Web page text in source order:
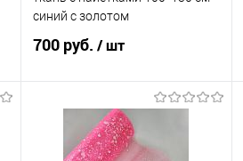
синий с золотом
700 руб. / шт
В корзину